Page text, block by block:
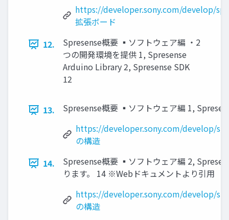
https://developer.sony.com/develop/
拡張ボード
12.
Spresense概要 ▪ソフトウェア編 ・2
つの開発環境を提供 1, Spresense
Arduino Library 2, Spresense SDK
12
13.
Spresense概要 ▪ソフトウェア編 1,
https://developer.sony.com/develop/
の構造
14.
Spresense概要 ▪ソフトウェア編 2,
ります。 14 ※Webドキュメントより引用
https://developer.sony.com/develop/
の構造